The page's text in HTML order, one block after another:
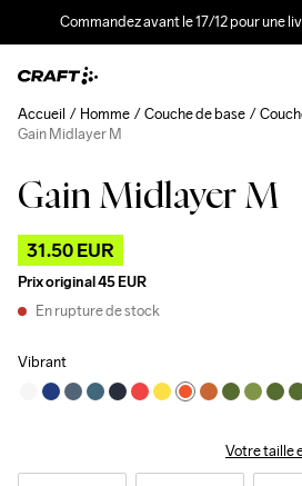
Commandez avant le 17/12 pour une
Gain Midlayer M
31.50 EUR
Prix original45 EUR
En rupture de stock
Vibrant
Votre taille
Accueil Homme Couche de base
Gain Midlayer M
Outlet